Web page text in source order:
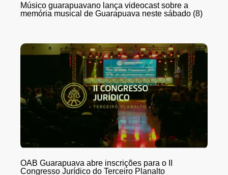
Músico guarapuavano lança videocast sobre a
memória musical de Guarapuava neste sábado (8)
OAB Guarapuava abre inscrições para o II
Congresso Jurídico do Terceiro Planalto